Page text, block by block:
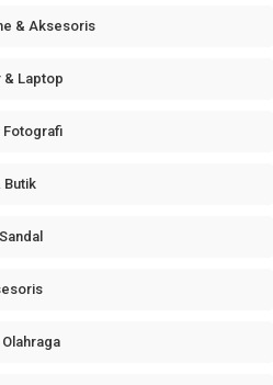
& Aksesoris
& Laptop
Fotografi
Butik